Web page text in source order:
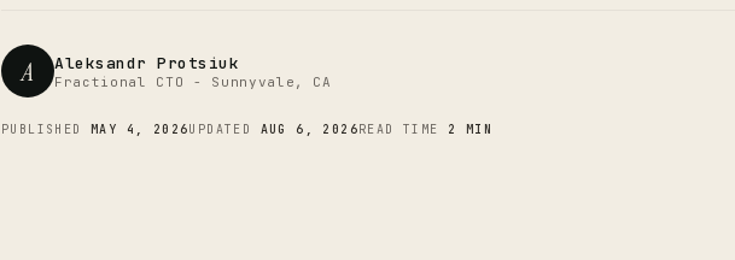
A Aleksandr Protsiuk
Fractional CTO - Sunnyvale, CA
PUBLISHED MAY 4, 2026UPDATED AUG 6, 2026READ TIME 2 MIN